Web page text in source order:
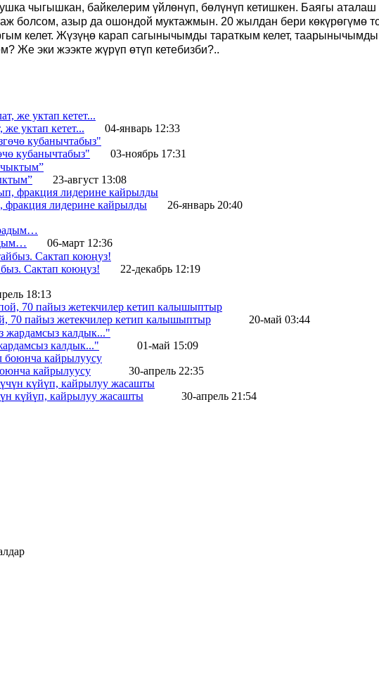
чыгышкан, байкелерим үйлөнүп, бөлүнүп кетишкен. Баягы
болсом, азыр да ошондой муктажмын. 20 жылдан бери көкүрөгүмө
келет. Жүзүңө карап сагынычымды тараткым келет, таарынычымды
Же эки жээкте жүрүп өтүп кетебизби?..
уктап кетет... 04-январь 12:33
кубанычтабыз" 03-ноябрь 17:31
23-август 13:08
лидерине кайрылды
26-январь 20:40
06-март 12:36
Сактап коюңуз! 22-декабрь 12:19
18:13
70 пайыз жетекчилер кетип калышыптыр 20-май 03:44
калдык..." 01-май 15:09
кайрылуусу 30-апрель 22:35
күйүп, кайрылуу жасашты 30-апрель 21:54